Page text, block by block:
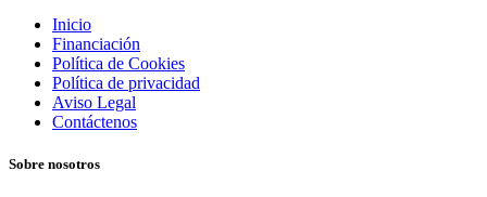
Inicio
Financiación
Política de Cookies
Política de privacidad
Aviso Legal
Contáctenos
Sobre nosotros